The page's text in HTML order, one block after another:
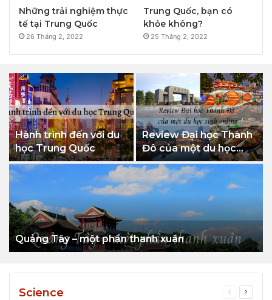
Những trải nghiệm thực
tế tại Trung Quốc
26 Tháng 2, 2022
Trung Quốc, bạn có
khỏe không?
25 Tháng 2, 2022
Hành trình đến với du
học Trung Quốc
Review Đại học Thành
Đô của một du học
sinh online
Quảng Tây – một phần thanh xuân
Science
Previous
Next